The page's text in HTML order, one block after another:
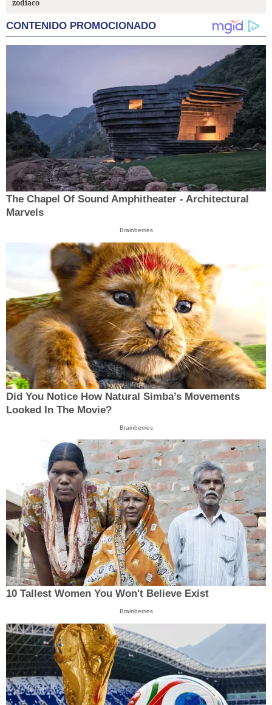
zodiaco
CONTENIDO PROMOCIONADO
The Chapel Of Sound Amphitheater - Architectural
Marvels
Brainberries
Did You Notice How Natural Simba’s Movements
Looked In The Movie?
Brainberries
10 Tallest Women You Won't Believe Exist
Brainberries